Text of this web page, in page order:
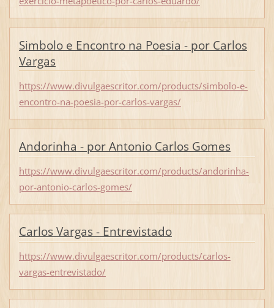
Simbolo e Encontro na Poesia - por Carlos
Vargas
https://www.divulgaescritor.com/products/simbolo-e-
encontro-na-poesia-por-carlos-vargas/
Andorinha - por Antonio Carlos Gomes
https://www.divulgaescritor.com/products/andorinha-
por-antonio-carlos-gomes/
Carlos Vargas - Entrevistado
https://www.divulgaescritor.com/products/carlos-
vargas-entrevistado/